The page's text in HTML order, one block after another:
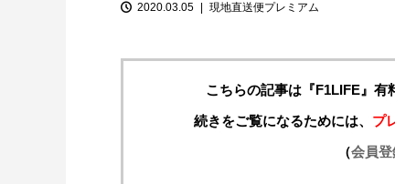
2020.03.05 現地直送便プレミアム
こちらの記事は『F1LIFE』有
続きをご覧になるためには、 プ
（会員
【特別企画】2026年ホンダの現在
①「アストンマーティンとの交渉4...